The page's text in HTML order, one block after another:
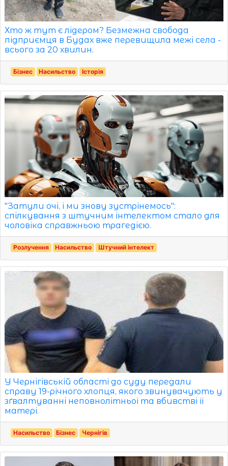
Хто ж тут є лідером? Безмежна свобода
підприємця в Будах вже перевищила межі села -
всього за 20 хвилин.
Бізнес Насильство Історія
"Затули очі, і ми знову зустрінемось":
спілкування з штучним інтелектом стало для
чоловіка справжньою трагедією.
Розлучення Насильство Штучний інтелект
У Чернігівській області до суду передали
справу 19-річного хлопця, якого звинувачують у
зґвалтуванні неповнолітньої та вбивстві її
матері.
Насильство Бізнес Чернігів